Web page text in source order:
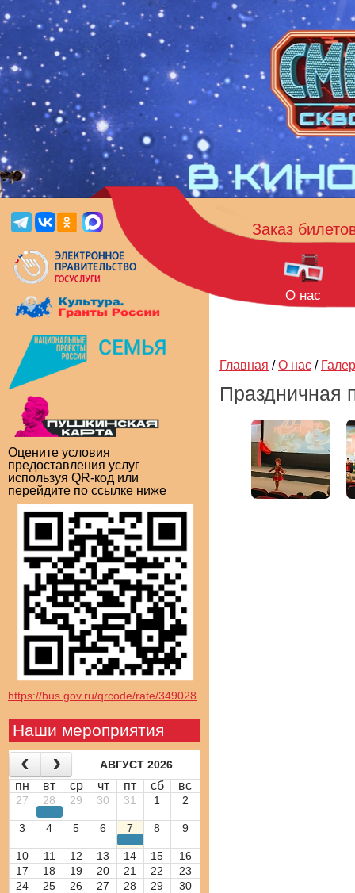
Оцените условия
предоставления услуг
используя QR-код или
перейдите по ссылке ниже
https://bus.gov.ru/qrcode/rate/349028
Наши мероприятия
АВГУСТ 2026
пн вт ср чт пт сб вс
27 28 29 30 31 1 2
3 4 5 6 7 8 9
10 11 12 13 14 15
16
17
18 19 20 21 22
23
24
25 26 27 28 29
30
Заказ
О нас
Главная / О нас /
Праздничная